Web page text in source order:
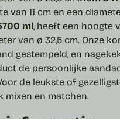
van 11 cm en een
ml, heeft een hoogte
van ø 32,5 cm. Onze
gestempeld, en
de persoonlijke
de leukste of
mixen en matchen.